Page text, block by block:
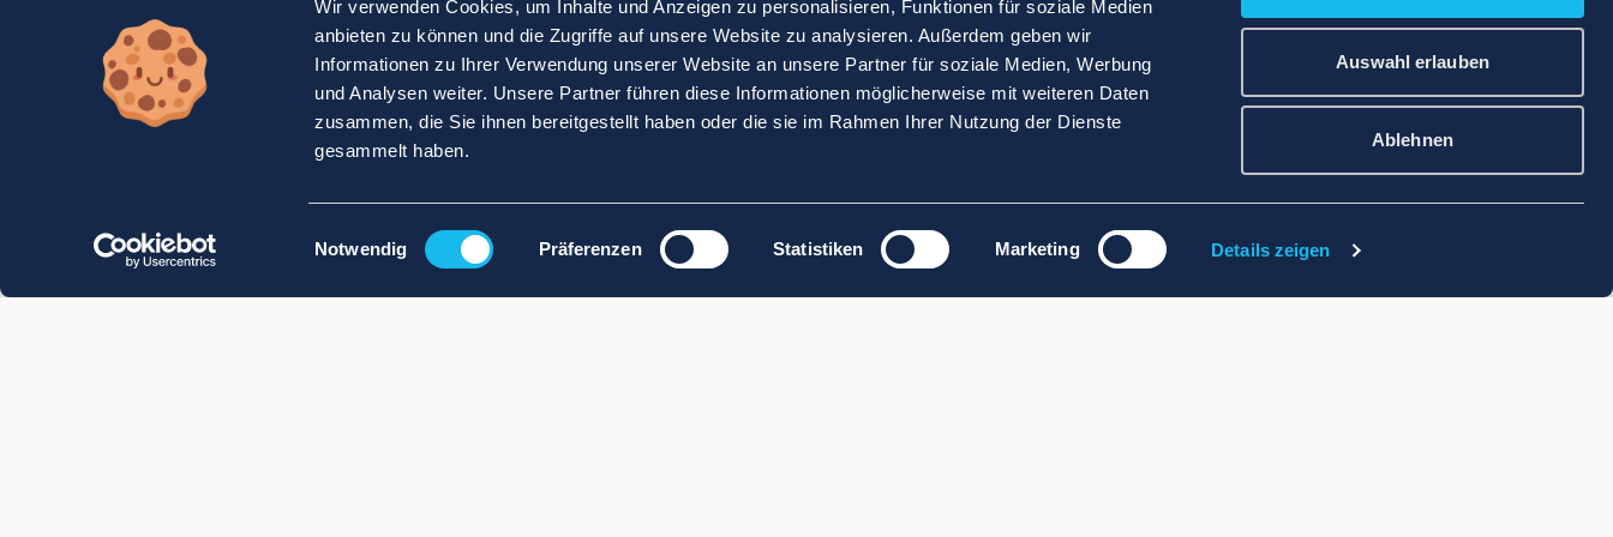
Wir verwenden Cookies, um Inhalte und Anzeigen zu personalisieren, Funktionen für soziale Medien
anbieten zu können und die Zugriffe auf unsere Website zu analysieren. Außerdem geben wir
Informationen zu Ihrer Verwendung unserer Website an unsere Partner für soziale Medien, Werbung
und Analysen weiter. Unsere Partner führen diese Informationen möglicherweise mit weiteren Daten
zusammen, die Sie ihnen bereitgestellt haben oder die sie im Rahmen Ihrer Nutzung der Dienste
gesammelt haben.
Einwilligungsauswahl
Notwendig Präferenzen Statistiken Marketing Details zeigen
Auswahl erlauben
Ablehnen